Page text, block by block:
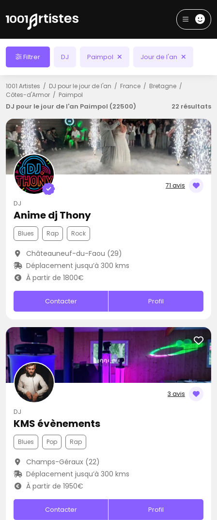
Filtrer DJ Paimpol Jour de l'an
1001 Artistes DJ pour le jour de l'an France
Bretagne
Côtes-d'Armor
Paimpol
DJ pour le jour de l'an Paimpol (22500) 22 résultats
71 avis
DJ
Anime dj Thony
Blues Rap Rock
Châteauneuf-du-Faou (29)
Déplacement jusqu’à 300 kms
À partir de 1800€
Contacter Profil
3 avis
DJ
KMS évènements
Blues Pop Rap
Champs-Géraux (22)
Déplacement jusqu’à 300 kms
À partir de 1950€
Contacter Profil